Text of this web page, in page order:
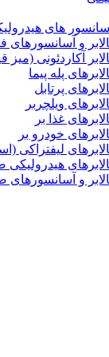
های
و
آکاردئونی (میز
پله پیما
پرتابل
ویلچربر
غذا بر
خودرو بر
لیفتراکی
هیدرولیکی
و